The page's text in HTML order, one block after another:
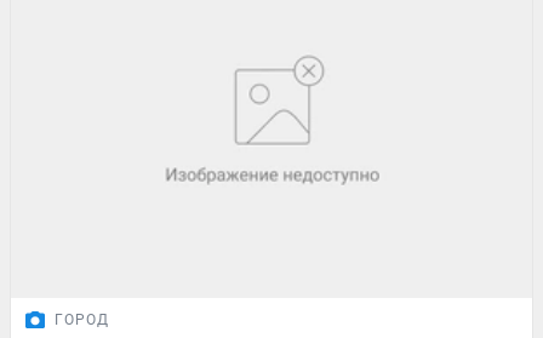
ГОРОД